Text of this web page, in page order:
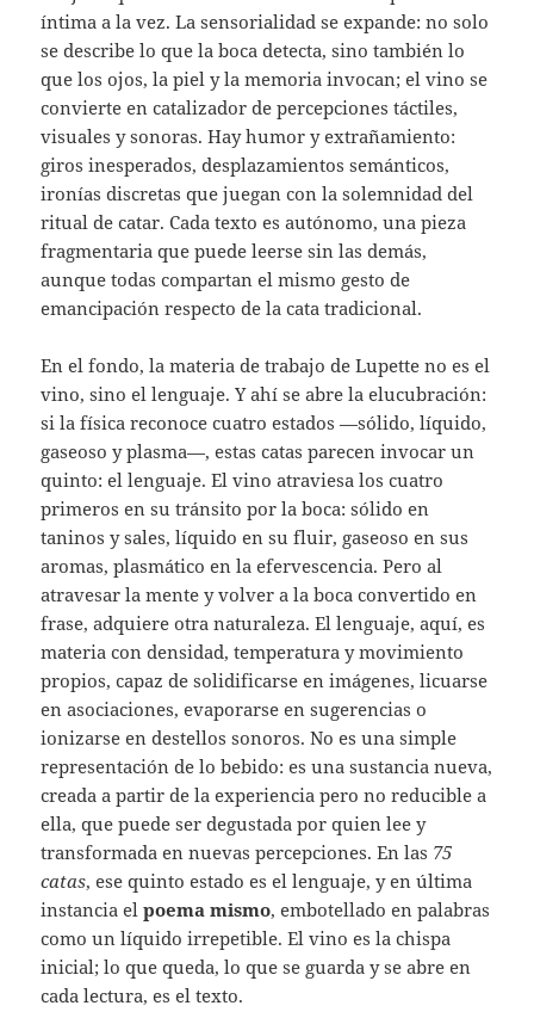
íntima a la vez. La sensorialidad se expande: no solo
se describe lo que la boca detecta, sino también lo
que los ojos, la piel y la memoria invocan; el vino se
convierte en catalizador de percepciones táctiles,
visuales y sonoras. Hay humor y extrañamiento:
giros inesperados, desplazamientos semánticos,
ironías discretas que juegan con la solemnidad del
ritual de catar. Cada texto es autónomo, una pieza
fragmentaria que puede leerse sin las demás,
aunque todas compartan el mismo gesto de
emancipación respecto de la cata tradicional.
En el fondo, la materia de trabajo de Lupette no es el
vino, sino el lenguaje. Y ahí se abre la elucubración:
si la física reconoce cuatro estados —sólido, líquido,
gaseoso y plasma—, estas catas parecen invocar un
quinto: el lenguaje. El vino atraviesa los cuatro
primeros en su tránsito por la boca: sólido en
taninos y sales, líquido en su fluir, gaseoso en sus
aromas, plasmático en la efervescencia. Pero al
atravesar la mente y volver a la boca convertido en
frase, adquiere otra naturaleza. El lenguaje, aquí, es
materia con densidad, temperatura y movimiento
propios, capaz de solidificarse en imágenes, licuarse
en asociaciones, evaporarse en sugerencias o
ionizarse en destellos sonoros. No es una simple
representación de lo bebido: es una sustancia nueva,
creada a partir de la experiencia pero no reducible a
ella, que puede ser degustada por quien lee y
transformada en nuevas percepciones. En las 75
catas, ese quinto estado es el lenguaje, y en última
instancia elpoema mismo, embotellado en palabras
como un líquido irrepetible. El vino es la chispa
inicial; lo que queda, lo que se guarda y se abre en
cada lectura, es el texto.